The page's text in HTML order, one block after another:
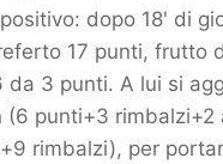
dopo 18' di
17 punti, frutto
da 3 punti. A lui si
(6 punti+3 rimbalzi+2
rimbalzi), per